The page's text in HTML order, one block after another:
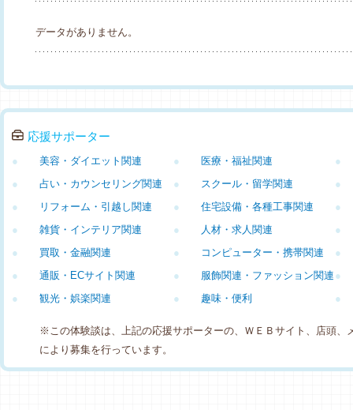
データがありません。
応援サポーター
美容・ダイエット関連
● 医療・福祉関連
●
●
占い・カウンセリング関連
● スクール・留学関連
●
●
リフォーム・引越し関連
● 住宅設備・各種工事関連
●
●
雑貨・インテリア関連
● 人材・求人関連
●
●
買取・金融関連
● コンピューター・携帯関連
●
●
通販・ECサイト関連
● 服飾関連・ファッション関連
●
●
観光・娯楽関連
● 趣味・便利
● ●
※この体験談は、上記の応援サポーターの、ＷＥＢサイト、店頭、
により募集を行っています。